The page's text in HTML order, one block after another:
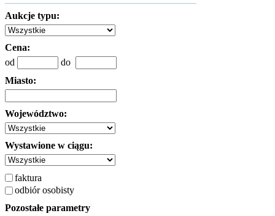
Aukcje typu:
Cena:
od
do
Miasto:
Województwo:
Wystawione w ciągu:
faktura
odbiór osobisty
Pozostałe parametry